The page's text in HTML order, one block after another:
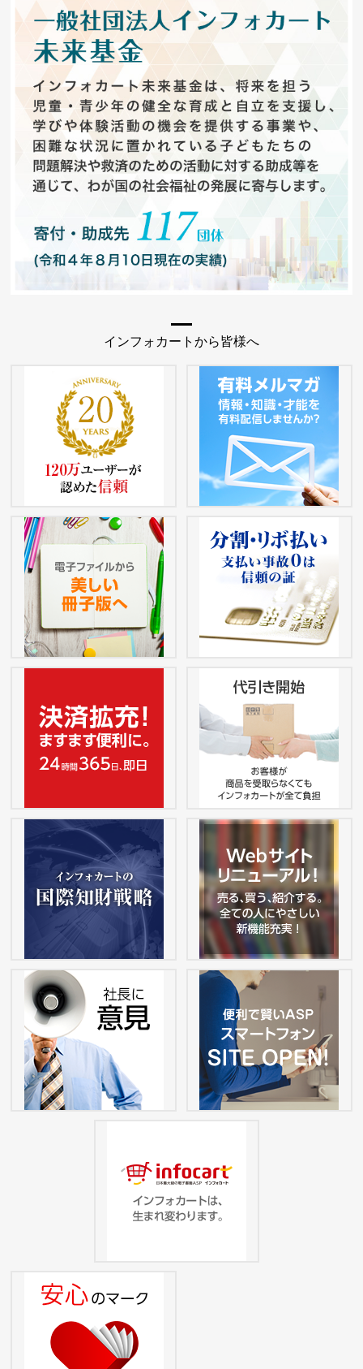
インフォカートから皆様へ